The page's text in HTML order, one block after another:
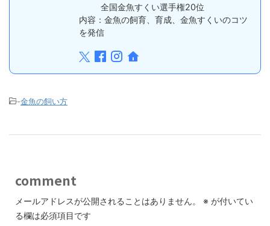
全国金魚すくい選手権20位
内容：金魚の飼育、育成、金魚すくいのコツ
を発信
-金魚の飼い方
comment
メールアドレスが公開されることはありません。 ※ が付いてい
る欄は必須項目です